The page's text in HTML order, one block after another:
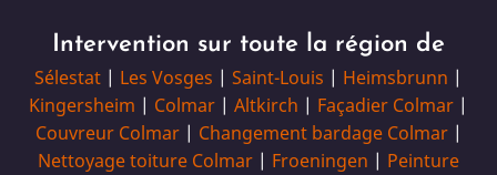
Intervention sur toute la région de
Sélestat | Les Vosges | Saint-Louis | Heimsbrunn |
Kingersheim | Colmar | Altkirch | Façadier Colmar |
Couvreur Colmar| Changement bardage Colmar|
Nettoyage toiture Colmar | Froeningen | Peinture